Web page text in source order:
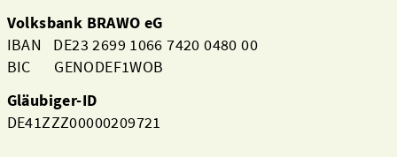
Volksbank BRAWO eG
IBAN DE23 2699 1066 7420 0480 00
BIC GENODEF1WOB
Gläubiger-ID
DE41ZZZ00000209721